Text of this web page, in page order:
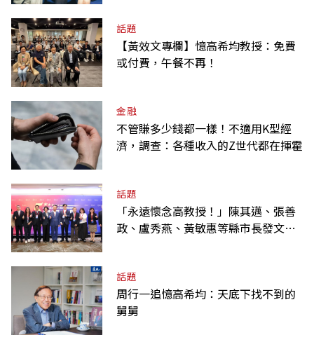
話題
【黃效文專欄】憶高希均教授：免費
或付費，午餐不再！
金融
不管賺多少錢都一樣！不適用K型經
濟，調查：各種收入的Z世代都在揮霍
話題
「永遠懷念高教授！」陳其邁、張善
政、盧秀燕、黃敏惠等縣市長發文弔
話題
周行一追憶高希均：天底下找不到的
舅舅